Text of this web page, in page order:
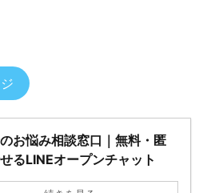
お悩み相談窓口｜無料・匿
るLINEオープンチャット